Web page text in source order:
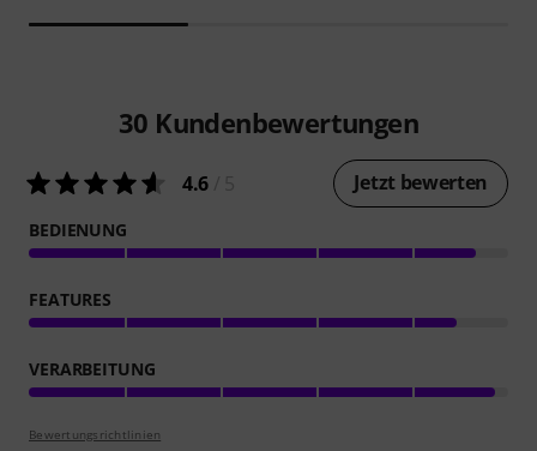
30 Kundenbewertungen
4.6 Jetzt bewerten
BEDIENUNG
FEATURES
VERARBEITUNG
Bewertungsrichtlinien